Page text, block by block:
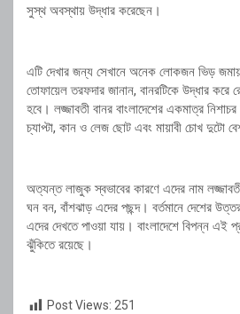
সুস্থ অবস্থায় উদ্ধার করেছেন।
এটি দেখার জন্য সেখানে অনেক লোকজন ভিড়
তোফায়েল তরফদার জানান, বানরটিকে উদ্ধার করে
হবে। লজ্জাবতী বানর বাংলাদেশের একমাত্র
চ্যাপ্টা, কান ও লেজ ছোট এবং মায়াবী চোখ দুটো
অত্যন্ত লাজুক স্বভাবের কারণে এদের নাম
ঘন বন, বাঁশঝাড় এদের পছন্দ। বর্তমানে দেশের
এদের দেখতে পাওয়া যায়। বাংলাদেশে বিপন্ন এই
ঝুঁকিতে রয়েছে।
Post Views: 251